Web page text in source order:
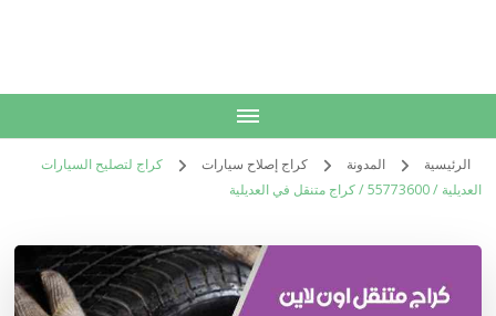
الرئيسية المدونة كراج إصلاح سيارات
كراج لتصليح السيارات
العديلية / 55773600‬ / كراج متنقل في العديلية